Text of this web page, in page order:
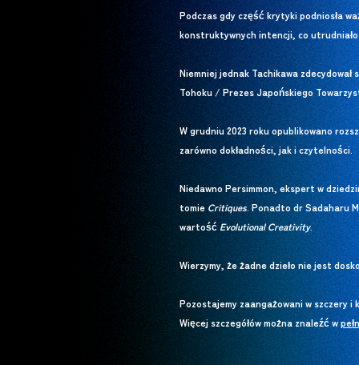
Podczas gdy część krytyki podniosła
konstruktywnych intencji, co utrudniało
Niemniej jednak Tachikawa
Tohoku / Prezes Japońskiego
W grudniu 2023 roku opublikowano
zarówno dokładności, jak i czytelności.
Niedawno Persimmon, ekspert w
tomie Critiques. Ponadto dr Sadaharu
wartość Evolutional Creativity.
Wierzymy, że żadne dzieło nie jest
Pozostajemy zaangażowani w szczery
Więcej szczegółów można znaleźć w